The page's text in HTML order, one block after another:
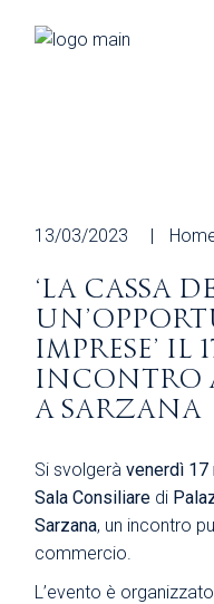
13/03/2023
‘LA CASSA
IMPRESE’
INCONTRO
A SARZANA
Si svolgeràvenerdì 17
Sala Consiliare di
Sarzana, un incontro
commercio.
L’evento è